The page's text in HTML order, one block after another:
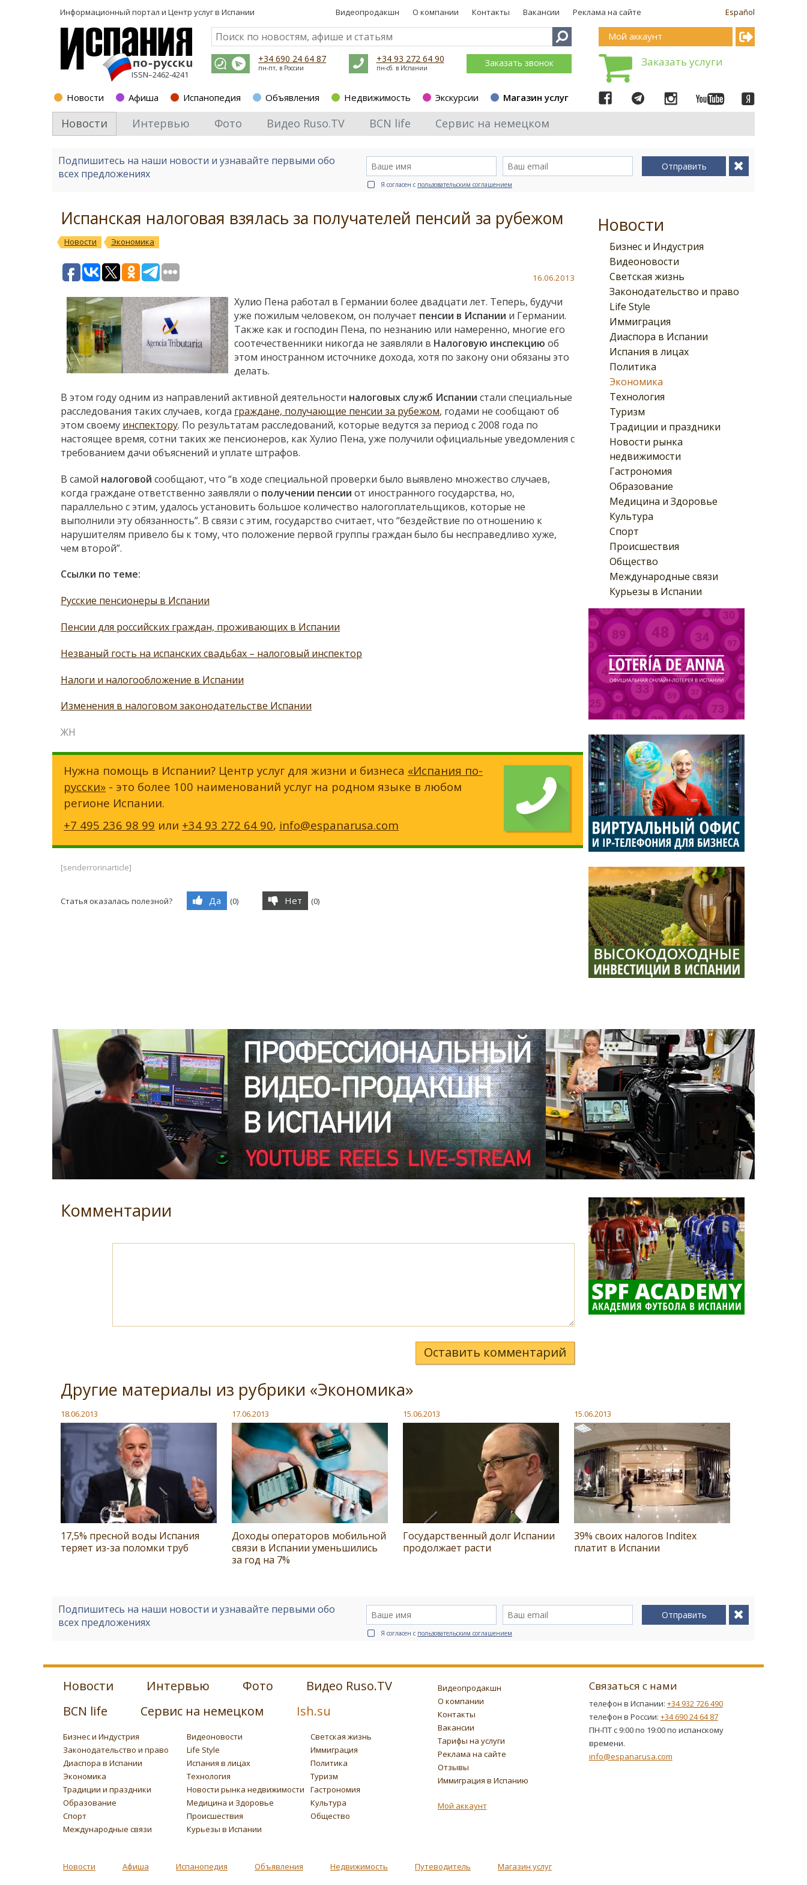
Информационный портал и Центр услуг в Испании Español
Видеопродакшн О компании Контакты Вакансии Реклама на сайте
ISSN–2462-4241
+34 690 24 64 87
пн-пт, в России
+34 93 272 64 90
пн-сб. в Испании Заказать звонок
Новости Афиша Испанопедия Объявления Недвижимость Экскурсии Магазин услуг
Мой аккаунт
Заказать услуги
Новости Интервью Фото Видео Ruso.TV BCN life Сервис на немецком
Подпишитесь на наши новости и узнавайте первыми обо
всех предложениях
Отправить
Я согласен с пользовательским соглашением
Новости
Бизнес и Индустрия
Видеоновости
Светская жизнь
Законодательство и право
Life Style
Иммиграция
Диаспора в Испании
Испания в лицах
Политика
Экономика
Технология
Туризм
Традиции и праздники
Новости рынка
недвижимости
Гастрономия
Образование
Медицина и Здоровье
Культура
Спорт
Происшествия
Общество
Международные связи
Курьезы в Испании
Испанская налоговая взялась за получателей пенсий за рубежом
Новости Экономика
16.06.2013
Хулио Пена работал в Германии более двадцати лет. Теперь, будучи
уже пожилым человеком, он получает пенсии в Испании и Германии.
Также как и господин Пена, по незнанию или намеренно, многие его
соотечественники никогда не заявляли в Налоговую инспекцию об
этом иностранном источнике дохода, хотя по закону они обязаны это
делать.
В этом году одним из направлений активной деятельности налоговых служб Испании стали специальные
расследования таких случаев, когда граждане, получающие пенсии за рубежом, годами не сообщают об
этом своему инспектору. По результатам расследований, которые ведутся за период с 2008 года по
настоящее время, сотни таких же пенсионеров, как Хулио Пена, уже получили официальные уведомления с
требованием дачи объяснений и уплате штрафов.
В самой налоговой сообщают, что “в ходе специальной проверки было выявлено множество случаев,
когда граждане ответственно заявляли о получении пенсии от иностранного государства, но,
параллельно с этим, удалось установить большое количество налогоплательщиков, которые не
выполнили эту обязанность”. В связи с этим, государство считает, что “бездействие по отношению к
нарушителям привело бы к тому, что положение первой группы граждан было бы несправедливо хуже,
чем второй”.
Ссылки по теме:
Русские пенсионеры в Испании
Пенсии для российских граждан, проживающих в Испании
Незваный гость на испанских свадьбах – налоговый инспектор
Налоги и налогообложение в Испании
Изменения в налоговом законодательстве Испании
ЖН
Нужна помощь в Испании? Центр услуг для жизни и бизнеса «Испания по-
русски» - это более 100 наименований услуг на родном языке в любом
регионе Испании.
+7 495 236 98 99 или +34 93 272 64 90, info@espanarusa.com
[senderrorinarticle]
Статья оказалась полезной? Да (0) Нет (0)
Комментарии
Оставить комментарий
Другие материалы из рубрики «Экономика»
18.06.2013
17,5% пресной воды Испания
теряет из-за поломки труб
17.06.2013
Доходы операторов мобильной
связи в Испании уменьшились
за год на 7%
15.06.2013
Государственный долг Испании
продолжает расти
15.06.2013
39% своих налогов Inditex
платит в Испании
Подпишитесь на наши новости и узнавайте первыми обо
всех предложениях
Отправить
Я согласен с пользовательским соглашением
Новости Интервью Фото
Видео Ruso.TV
BCN life
Сервис на немецком Ish.su
Бизнес и Индустрия Видеоновости
Светская жизнь
Законодательство и право
Life Style
Иммиграция
Диаспора в Испании
Испания в лицах
Политика
Экономика
Технология
Туризм
Традиции и праздники
Новости рынка недвижимости
Гастрономия
Образование
Медицина и Здоровье
Культура
Спорт
Происшествия
Общество
Международные связи
Курьезы в Испании
Видеопродакшн
О компании
Контакты
Вакансии
Тарифы на услуги
Реклама на сайте
Отзывы
Иммиграция в Испанию
Мой аккаунт
Связаться с нами
телефон в Испании: +34 932 726 490
телефон в России: +34 690 24 64 87
ПН-ПТ с 9:00 по 19:00 по испанскому
времени.
info@espanarusa.com
Новости Афиша Испанопедия Объявления Недвижимость Путеводитель Магазин услуг